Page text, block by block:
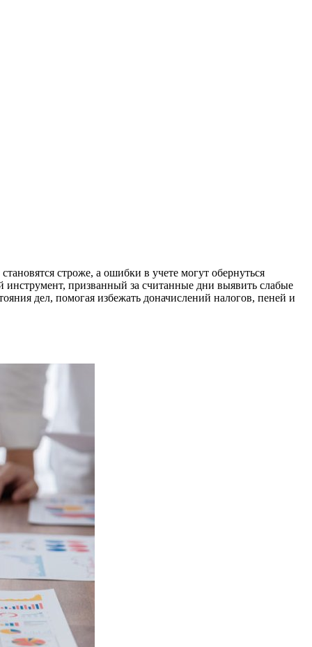
строже, а ошибки в учете могут обернуться
инструмент, призванный за считанные дни выявить слабые
дел, помогая избежать доначислений налогов, пеней и